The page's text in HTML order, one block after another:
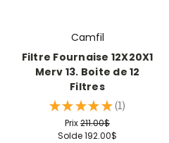
Camfil
Filtre Fournaise 12X20X1
Merv 13. Boite de 12
Filtres
★ ★ ★ ★ ★ 1
1
Prix211.00$
Solde192.00$